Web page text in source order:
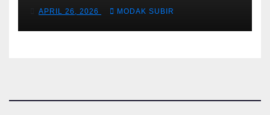
APRIL 26, 2026 MODAK SUBIR